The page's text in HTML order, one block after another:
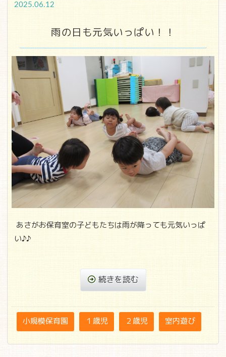
2025.06.12
雨の日も元気いっぱい！！
あさがお保育室の子どもたちは雨が降っても元気いっぱ
い♪♪
続きを読む
小規模保育園 １歳児 ２歳児 室内遊び